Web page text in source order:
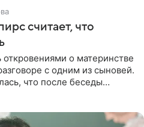
считает, что
о материнстве
с одним из сыновей.
что после беседы